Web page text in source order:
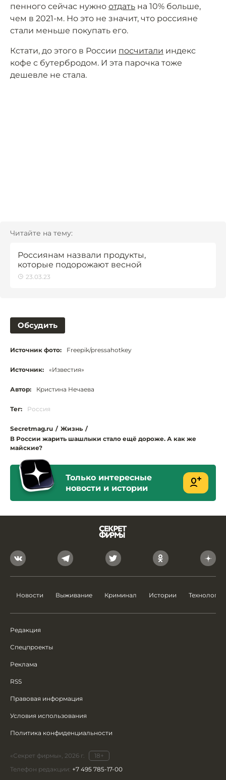
пенного сейчас нужно отдать на 10% больше,
чем в 2021-м. Но это не значит, что россияне
стали меньше покупать его.
Кстати, до этого в России посчитали индекс
кофе с бутербродом. И эта парочка тоже
дешевле не стала.
Читайте на тему:
Россиянам назвали продукты,
которые подорожают весной
23.03.23
Обсудить
Источник фото: Freepik/pressahotkey
Источник: «Известия»
Автор: Кристина Нечаева
Тег: Россия
Secretmag.ru / Жизнь /
В России жарить шашлыки стало ещё дороже. А как же
майские?
Только интересные
новости и истории
Новости Выживание Криминал Истории Технологии
Редакция
Спецпроекты
Реклама
RSS
Правовая информация
Условия использования
Политика конфиденциальности
«Секрет фирмы», 2026 г.
18+
Телефон редакции: +7 495 785-17-00